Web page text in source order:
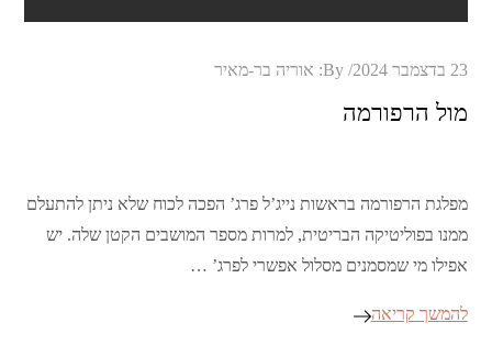
Posted
23 בדצמבר 2024 By: אוריה בר-מאיר
מול הרפורמה
מפלגת הרפורמה בראשות נייג’ל פרג’ הפכה לכוח שלא ניתן להתעלם
ממנו בפוליטיקה הבריטית, למרות מספר המושבים הקטן שלה. יש
אפילו מי שמסמנים מסלול אפשרי לפרג’ …
להמשך קריאה